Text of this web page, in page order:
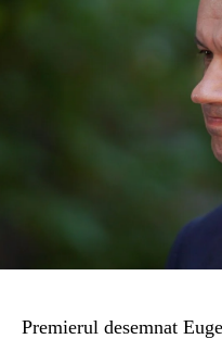
Premierul desemnat